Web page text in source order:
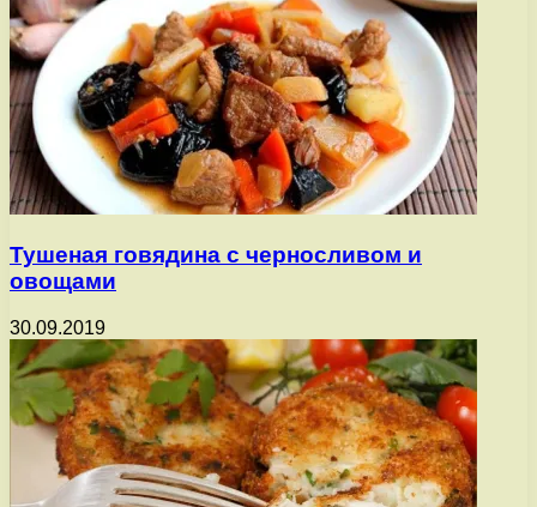
Тушеная говядина с черносливом и
овощами
30.09.2019